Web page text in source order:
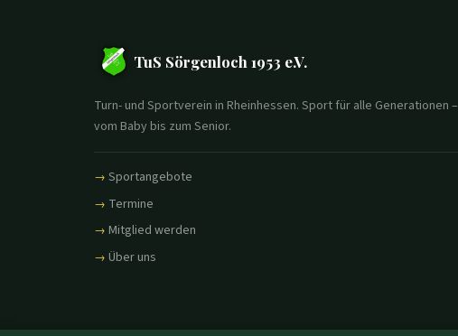
TuS Sörgenloch 1953 e.V.
Turn- und Sportverein in Rheinhessen. Sport für alle Generationen –
vom Baby bis zum Senior.
Sportangebote
Termine
Mitglied werden
Über uns